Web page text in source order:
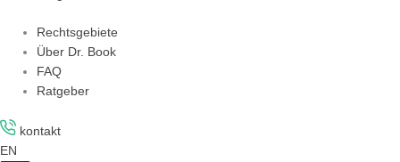
Rechtsgebiete
Über Dr. Book
FAQ
Ratgeber
kontakt
EN